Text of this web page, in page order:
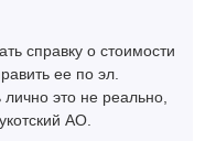
справку о стоимости
ее по эл.
это не реально,
АО.